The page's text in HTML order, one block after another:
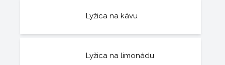
Lyžica na kávu
Lyžica na limonádu